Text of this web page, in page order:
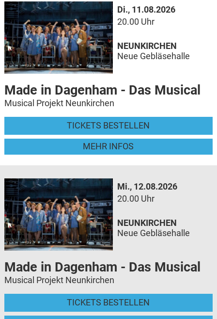
Di., 11.08.2026
20.00 Uhr
Made in Dagenham - Das Musical
Musical Projekt Neunkirchen
TICKETS BESTELLEN
MEHR INFOS
NEUNKIRCHEN
Neue Gebläsehalle
Mi., 12.08.2026
20.00 Uhr
Made in Dagenham - Das Musical
Musical Projekt Neunkirchen
TICKETS BESTELLEN
NEUNKIRCHEN
Neue Gebläsehalle